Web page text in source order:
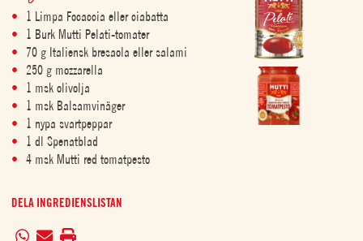
1 Limpa Focaccia eller ciabatta
1 Burk Mutti Pelati-tomater
70 g Italiensk bresaola eller salami
250 g mozzarella
1 msk olivolja
1 msk Balsamvinäger
1 nypa svartpeppar
1 dl Spenatblad
4 msk Mutti red tomatpesto
DELA INGREDIENSLISTAN